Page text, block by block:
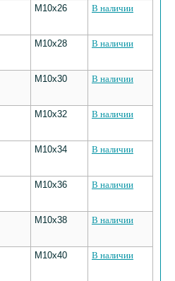
M10х26 В наличии
M10х28 В наличии
M10х30 В наличии
M10х32 В наличии
M10х34 В наличии
M10х36 В наличии
M10х38 В наличии
M10х40 В наличии